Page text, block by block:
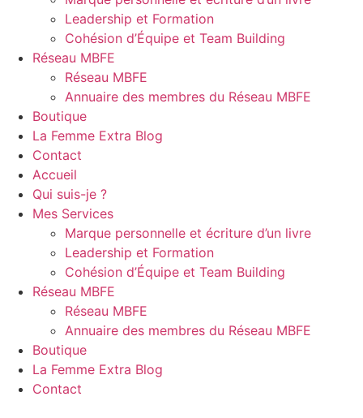
Leadership et Formation
Cohésion d’Équipe et Team Building
Réseau MBFE
Réseau MBFE
Annuaire des membres du Réseau MBFE
Boutique
La Femme Extra Blog
Contact
Accueil
Qui suis-je ?
Mes Services
Marque personnelle et écriture d’un livre
Leadership et Formation
Cohésion d’Équipe et Team Building
Réseau MBFE
Réseau MBFE
Annuaire des membres du Réseau MBFE
Boutique
La Femme Extra Blog
Contact